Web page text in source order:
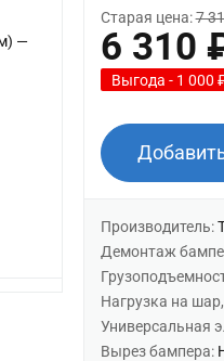
Старая цена:7
6 310
Выгода - 1 000
Производитель:
Демонтаж
Нагрузка на шар,
Универсальная
Вырез бампера: